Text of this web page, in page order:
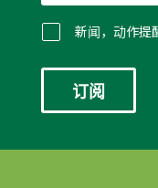
邮
件
新闻，动作提